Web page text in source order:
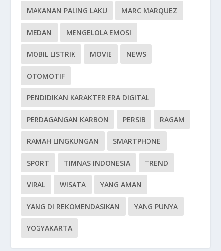
MAKANAN PALING LAKU MARC MARQUEZ
MEDAN MENGELOLA EMOSI
MOBIL LISTRIK MOVIE NEWS
OTOMOTIF
PENDIDIKAN KARAKTER ERA DIGITAL
PERDAGANGAN KARBON PERSIB RAGAM
RAMAH LINGKUNGAN SMARTPHONE
SPORT TIMNAS INDONESIA TREND
VIRAL WISATA YANG AMAN
YANG DI REKOMENDASIKAN YANG PUNYA
YOGYAKARTA